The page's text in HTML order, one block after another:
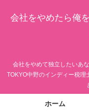
会社をやめたら俺
会社をやめて独立したいあ
TOKYO中野のインディー税
ホーム